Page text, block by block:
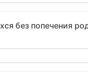
без попечения